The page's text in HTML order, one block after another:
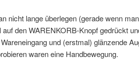
nicht lange überlegen (gerade wenn
den WARENKORB-Knopf gedrückt
und (erstmal) glänzende
waren eine Handbewegung.